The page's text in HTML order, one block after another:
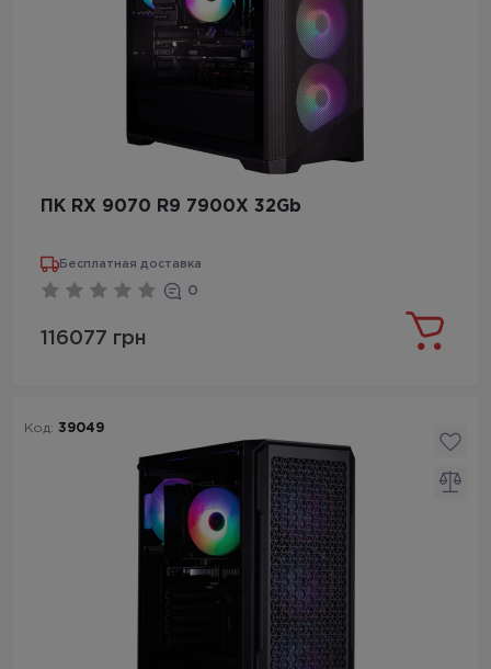
ПК RX 9070 R9 7900X 32Gb
Бесплатная доставка
0
116077 грн
Код: 39049